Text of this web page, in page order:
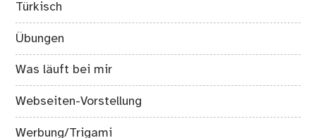
Türkisch
Übungen
Was läuft bei mir
Webseiten-Vorstellung
Werbung/Trigami